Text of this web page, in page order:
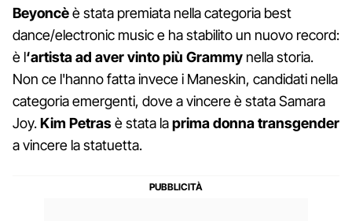
Beyoncèè stata premiata nella categoria best
dance/electronic music e ha stabilito un nuovo record:
è l‘artista ad aver vinto più Grammy nella storia.
Non ce l'hanno fatta invece i Maneskin, candidati nella
categoria emergenti, dove a vincere è stata Samara
Joy.Kim Petrasè stata laprima donna transgender
a vincere la statuetta.